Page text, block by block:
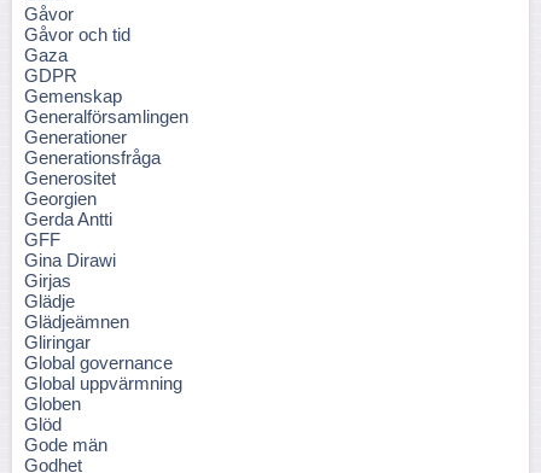
Gåvor
Gåvor och tid
Gaza
GDPR
Gemenskap
Generalförsamlingen
Generationer
Generationsfråga
Generositet
Georgien
Gerda Antti
GFF
Gina Dirawi
Girjas
Glädje
Glädjeämnen
Gliringar
Global governance
Global uppvärmning
Globen
Glöd
Gode män
Godhet